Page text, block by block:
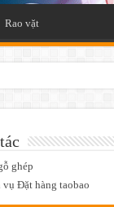
Rao vặt
ghép
vụ Đặt hàng taobao